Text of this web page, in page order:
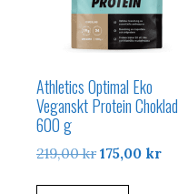
Athletics Optimal Eko
Veganskt Protein Choklad
600 g
219,00kr Det
175,00 krDet